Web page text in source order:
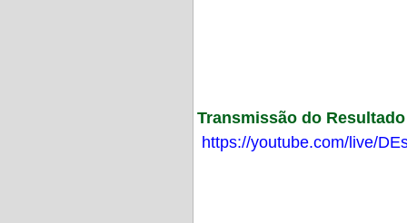
Transmissão do
https://youtube.com/live/